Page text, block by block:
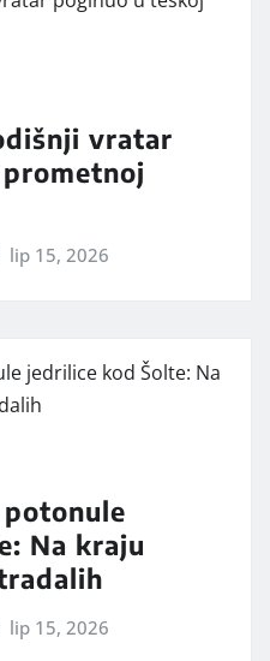
vratar
lip 15, 2026
Na kraju
lip 15, 2026